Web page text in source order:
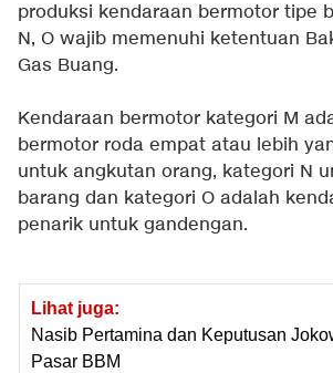
produksi kendaraan bermotor tipe
N, O wajib memenuhi ketentuan
Gas Buang.
Kendaraan bermotor kategori M
bermotor roda empat atau lebih
untuk angkutan orang, kategori N
barang dan kategori O adalah
penarik untuk gandengan.
Lihat juga:
Nasib Pertamina dan Keputusan
Pasar BBM